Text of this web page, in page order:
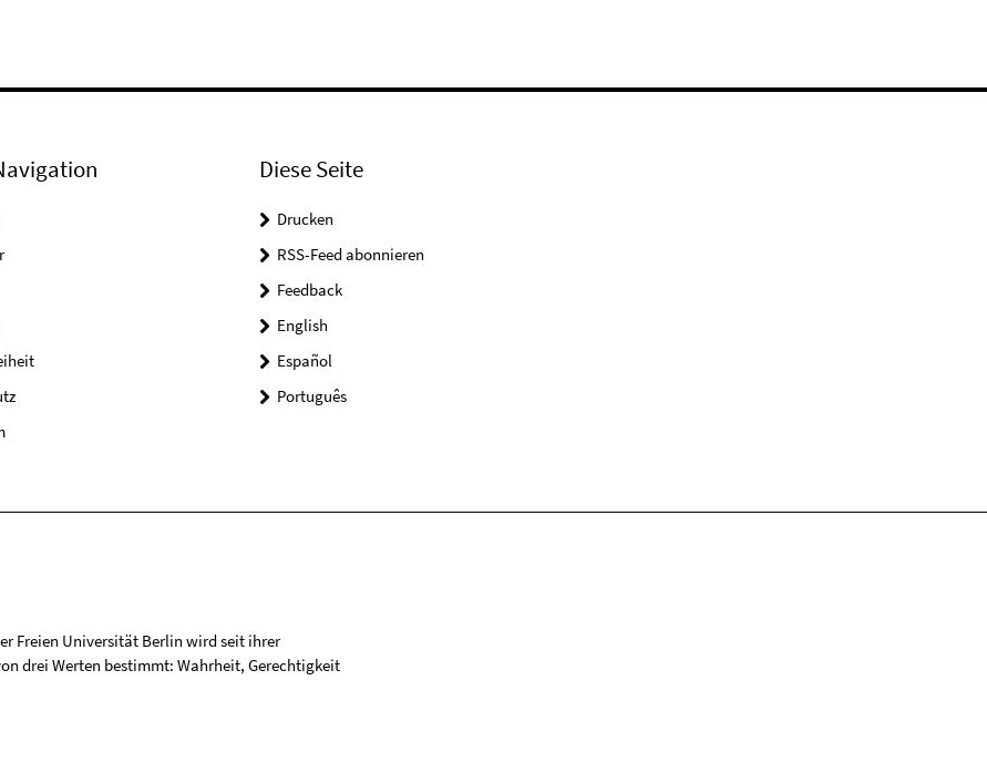
Diese Seite
Drucken
RSS-Feed abonnieren
Feedback
English
Español
Português
Freien Universität Berlin wird seit ihrer
drei Werten bestimmt: Wahrheit, Gerechtigkeit